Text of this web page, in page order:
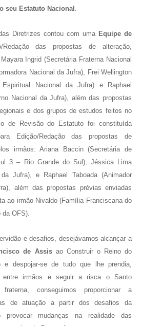
seu Estatuto Nacional
Diretrizes contou com uma Equipe de
das propostas de alteração,
Ingrid (Secretária Fraterna Nacional
Nacional da Jufra), Frei Wellington
Nacional da Jufra) e Raphael
Nacional da Jufra), além das propostas
e dos grupos de estudos feitos no
de Revisão do Estatuto foi constituída
Edição/Redação das propostas de
irmãos: Ariana Baccin (Secretária de
3 – Rio Grande do Sul), Jéssica Lima
Jufra), e Raphael Taboada (Animador
além das propostas prévias enviadas
ao irmão Nivaldo (Família Franciscana do
OFS).
e desafios, desejávamos alcançar a
de Assisao Construir o Reino do
e despojar-se de tudo que lhe prendia,
entre irmãos e seguir a risca o Santo
conseguimos proporcionar a
de atuação a partir dos desafios da
provocar mudanças na realidade das